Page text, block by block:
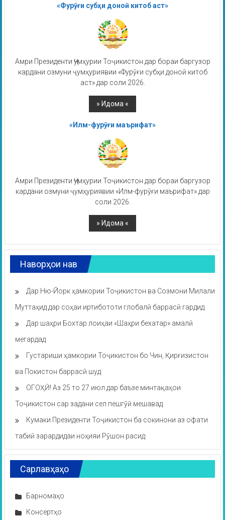
«Фурӯғи субҳи доноӣ китоб аст»
Амри Президенти Ҷумҳурии Тоҷикистон дар бораи баргузор
кардани озмуни ҷумҳуриявии «Фурӯғи субҳи доноӣ китоб
аст» дар соли 2026.
«Илм-фурӯғи маърифат»
Амри Президенти Ҷумҳурии Тоҷикистон дар бораи баргузор
кардани озмуни ҷумҳуриявии «Илм-фурӯғи маърифат» дар
соли 2026.
Наворҳои нав
Дар Ню-Йорк ҳамкории Тоҷикистон ва Созмони Милали
Муттаҳид дар соҳаи иртибототи глобалӣ баррасӣ гардид
Дар шаҳри Бохтар лоиҳаи «Шаҳри бехатар» амалӣ
мегардад
Густариши ҳамкории Тоҷикистон бо Чин, Қирғизистон
ва Покистон баррасӣ шуд
ОГОҲӢ! Аз 25 то 27 июл дар баъзе минтақаҳои
Тоҷикистон сар задани сел пешгӯӣ мешавад
Кумаки Президенти Тоҷикистон ба сокинони аз офати
табиӣ зарардидаи ноҳияи Рӯшон расид
Сарлавҳаҳо
Барномаҳо
Консертҳо